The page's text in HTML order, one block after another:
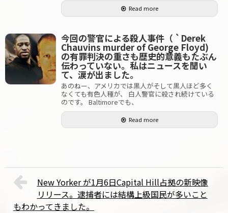
Read more
今回の警官による殺人事件（ `Derek
Chauvins murder of George Floyd)
の有罪判決の重さも歴史的意義もたぶん
伝わっていない。私はニュースを聞い
て、涙が出ました。
あのねー、アメリカでは黒人がそして黒人ほど多く
なくても有色人種が、 白人警官に殺され続けている
のです。 Baltimoreでも、
Read more
New Yorker が1月6日Capital Hill占拠の新映像
リリース。逮捕者には結構上級国民が多いこと
もわかってきました。